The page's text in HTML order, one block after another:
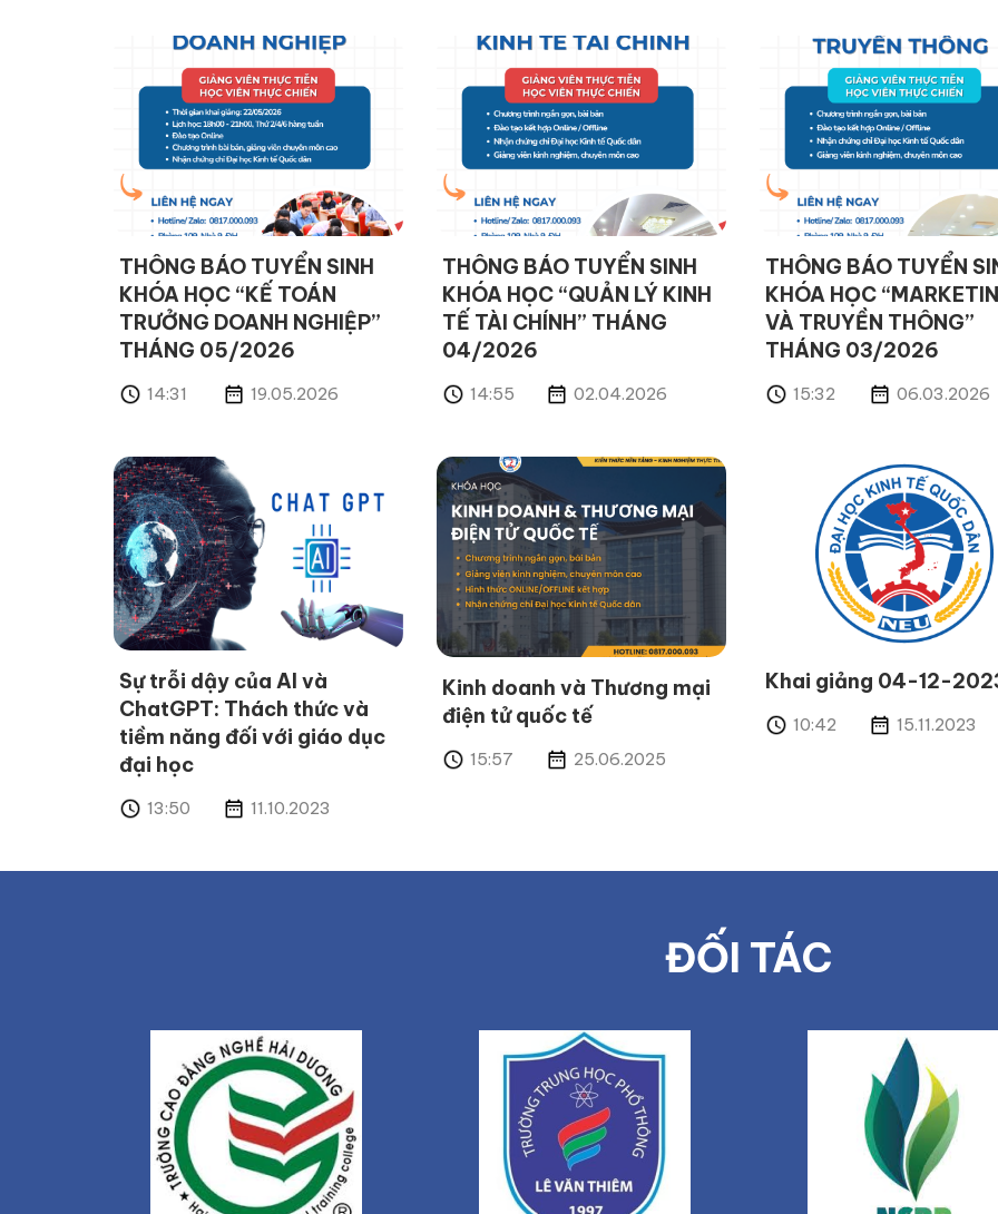
THÔNG BÁO TUYỂN SINH
KHÓA HỌC “KẾ TOÁN
TRƯỞNG DOANH NGHIỆP”
THÁNG 05/2026
14:31 19.05.2026
THÔNG BÁO TUYỂN SINH
KHÓA HỌC “QUẢN LÝ KINH
TẾ TÀI CHÍNH” THÁNG
04/2026
14:55 02.04.2026
THÔNG BÁO TUYỂN
KHÓA HỌC
VÀ TRUYỀN THÔNG”
THÁNG 03/2026
15:32 06.03.2026
Sự trỗi dậy của AI và
ChatGPT: Thách thức và
tiềm năng đối với giáo dục
đại học
13:50 11.10.2023
Kinh doanh và Thương mại
điện tử quốc tế
15:57 25.06.2025
Khai giảng 04-12-
10:42 15.11.2023
ĐỐI TÁC